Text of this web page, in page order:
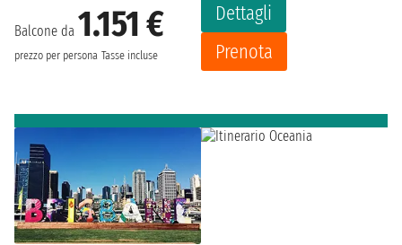
Balcone da 1.151 €
prezzo per persona Tasse incluse
Dettagli
Prenota